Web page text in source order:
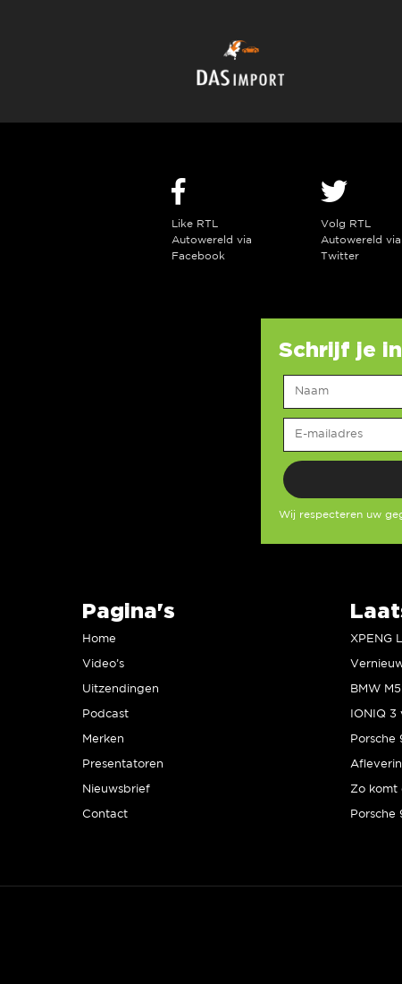
Like RTL
Autowereld via
Facebook
Volg RTL
Autowereld via
Twitter
Schrijf je
Wij respecteren uw
Pagina's
Home
Video’s
Uitzendingen
Podcast
Merken
Presentatoren
Nieuwsbrief
Contact
IONIQ
Zo komt